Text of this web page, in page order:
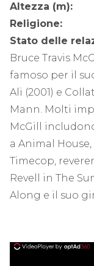
Altezza (m):
Religione:
Stato delle
Bruce Travis
famoso per il
Ali (2001) e
Mann. Molti
McGill
a Animal
Timecop,
Revell in The
Along e il suo